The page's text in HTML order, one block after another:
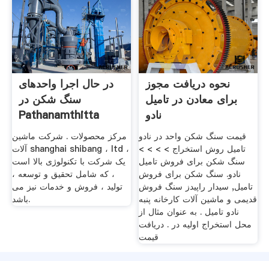
در حال اجرا واحدهای
سنگ شکن در
Pathanamthitta
مرکز محصولات . شرکت ماشین
آلات shanghai shibang ، ltd ،
یک شرکت با تکنولوژی بالا است
، که شامل تحقیق و توسعه ،
تولید ، فروش و خدمات نیز می
باشد.
نحوه دریافت مجوز
برای معادن در تامیل
نادو
قیمت سنگ شکن واحد در نادو
تامیل روش استخراج > > > >
سنگ شکن برای فروش تامیل
نادو. سنگ شکن برای فروش
تامیل, سیدار راپیدز سنگ فروش
قدیمی و ماشین آلات کارخانه پنبه
نادو تامیل . به عنوان مثال از
محل استخراج اولیه در . دریافت
قیمت